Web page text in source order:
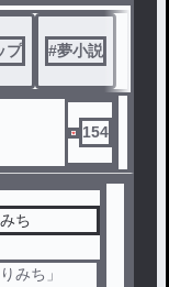
す。ご了承
「たにの毎
ください。
由で連載を
申し訳ござ
プ #夢小説
154
ち
みち」